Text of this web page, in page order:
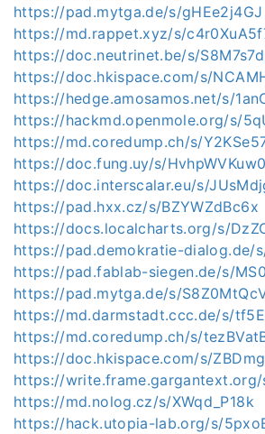
https://pad.mytga.de/s/gHEe2j4GJ
https://md.rappet.xyz/s/
https://doc.neutrinet.be/s/
https://doc.hkispace.com/s/
https://hedge.amosamos.net/s/
https://hackmd.openmole.org/s/
https://md.coredump.ch/s/
https://doc.fung.uy/s/HvhpWVKuw0
https://doc.interscalar.eu/s/
https://pad.hxx.cz/s/BZYWZdBc6x
https://docs.localcharts.org/s/
https://pad.demokratie-dialog.de/
https://pad.fablab-siegen.de/s/
https://pad.mytga.de/s/
https://md.darmstadt.ccc.de/s/
https://md.coredump.ch/s/
https://doc.hkispace.com/s/
https://write.frame.gargantext.org/
https://md.nolog.cz/s/XWqd_P18k
https://hack.utopia-lab.org/s/